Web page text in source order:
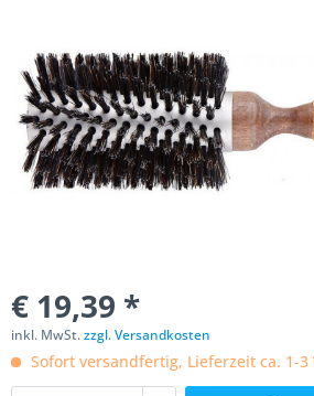
€ 19,39 *
inkl. MwSt.zzgl. Versandkosten
Sofort versandfertig, Lieferzeit ca. 1-3